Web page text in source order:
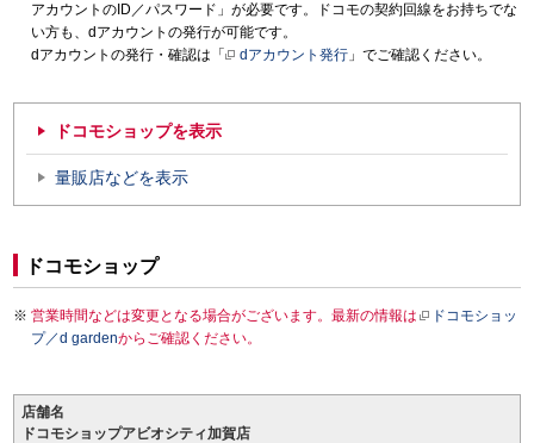
アカウントのID／パスワード」が必要です。ドコモの契約回線をお持ちでな
い方も、dアカウントの発行が可能です。
dアカウントの発行・確認は「
dアカウント発行 」でご確認ください。
ドコモショップを表示
量販店などを表示
ドコモショップ
営業時間などは変更となる場合がございます。最新の情報は
ドコモショッ
プ／d gardenからご確認ください。
店舗名
ドコモショップアビオシティ加賀店